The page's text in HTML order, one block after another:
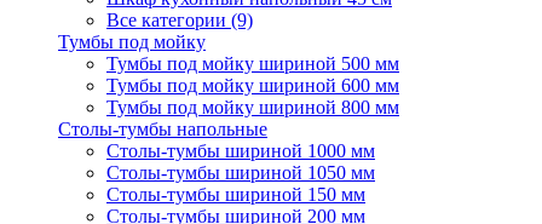
Все категории (9)
Тумбы под мойку
Тумбы под мойку шириной 500 мм
Тумбы под мойку шириной 600 мм
Тумбы под мойку шириной 800 мм
Столы-тумбы напольные
Столы-тумбы шириной 1000 мм
Столы-тумбы шириной 1050 мм
Столы-тумбы шириной 150 мм
Столы-тумбы шириной 200 мм